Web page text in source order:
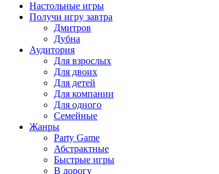
Настольные игры
Получи игру завтра
Дмитров
Дубна
Аудитория
Для взрослых
Для двоих
Для детей
Для компании
Для одного
Семейные
Жанры
Party Game
Абстрактные
Быстрые игры
В дорогу